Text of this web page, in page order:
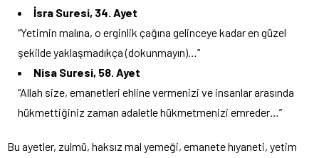
İsra Suresi, 34. Ayet
“Yetimin malına, o erginlik çağına gelinceye kadar en güzel
şekilde yaklaşmadıkça (dokunmayın)…”
Nisa Suresi, 58. Ayet
“Allah size, emanetleri ehline vermenizi ve insanlar arasında
hükmettiğiniz zaman adaletle hükmetmenizi emreder…”
Bu ayetler, zulmü, haksız mal yemeği, emanete hıyaneti, yetim